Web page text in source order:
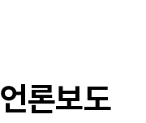
언론보도